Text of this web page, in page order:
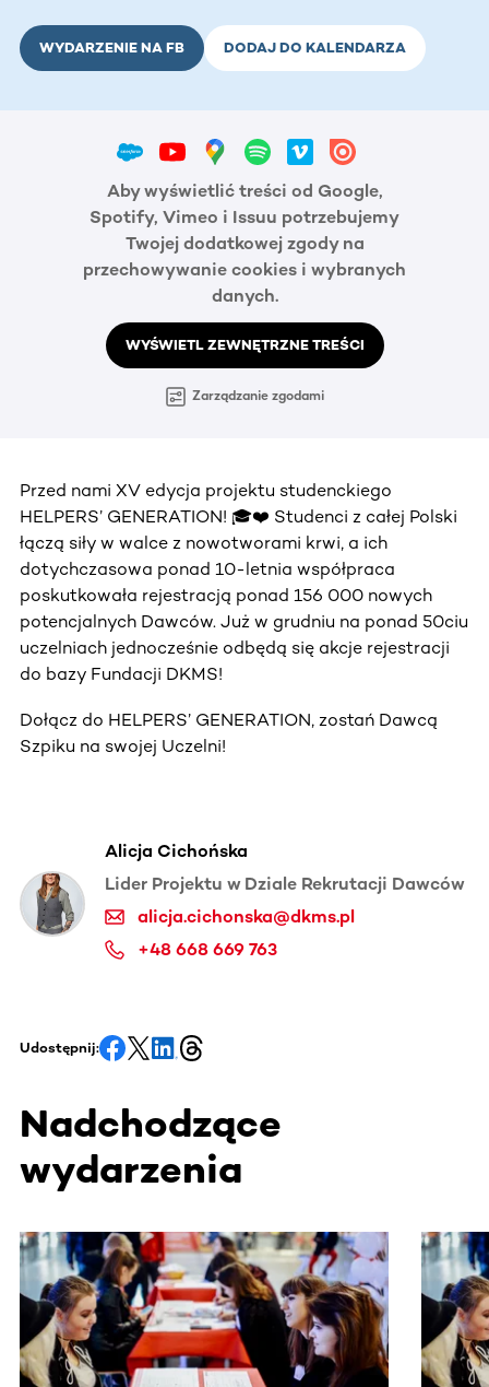
WYDARZENIE NA FB DODAJ DO KALENDARZA
Aby wyświetlić treści od Google,
Spotify, Vimeo i Issuu potrzebujemy
Twojej dodatkowej zgody na
przechowywanie cookies i wybranych
danych.
WYŚWIETL ZEWNĘTRZNE TREŚCI
Zarządzanie zgodami
Przed nami XV edycja projektu studenckiego
HELPERS’ GENERATION! 🎓❤️ Studenci z całej Polski
łączą siły w walce z nowotworami krwi, a ich
dotychczasowa ponad 10-letnia współpraca
poskutkowała rejestracją ponad 156 000 nowych
potencjalnych Dawców. Już w grudniu na ponad 50ciu
uczelniach jednocześnie odbędą się akcje rejestracji
do bazy Fundacji DKMS!
Dołącz do HELPERS’ GENERATION, zostań Dawcą
Szpiku na swojej Uczelni!
Alicja Cichońska
Lider Projektu w Dziale Rekrutacji Dawców
alicja.cichonska@dkms.pl
+48 668 669 763
Udostępnij:
Nadchodzące
wydarzenia
Ta sekcja zawiera treści przewijane w poziomie. Użyj